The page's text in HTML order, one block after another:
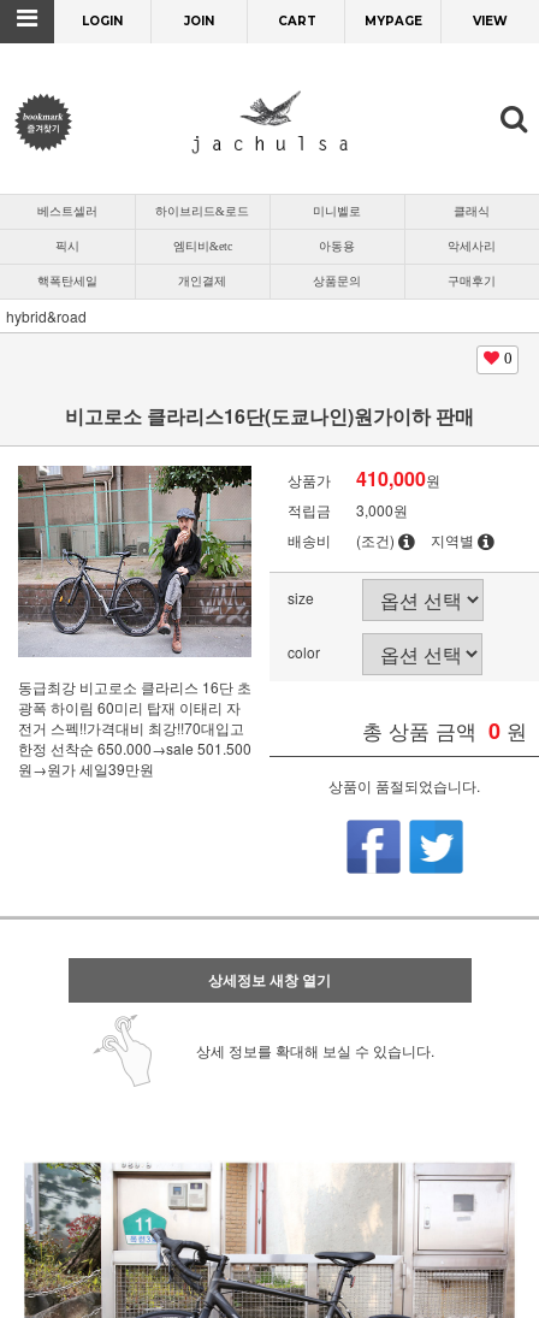
LOGIN JOIN CART MYPAGE VIEW
베스트셀러 하이브리드&로드 미니벨로 클래식
픽시 엠티비&etc 아동용 악세사리
핵폭탄세일 개인결제 상품문의 구매후기
hybrid&road
0
비고로소 클라리스16단(도쿄나인)원가이하 판매
동급최강 비고로소 클라리스 16단 초
광폭 하이림 60미리 탑재 이태리 자
전거 스펙!!가격대비 최강!!70대입고
한정 선착순 650.000→sale 501.500
원→원가 세일39만원
상품가 410,000원
적립금
3,000원
배송비
(조건) 지역별
size
color
총 상품 금액 0 원
상품이 품절되었습니다.
상세정보 새창 열기
상세 정보를 확대해 보실 수 있습니다.